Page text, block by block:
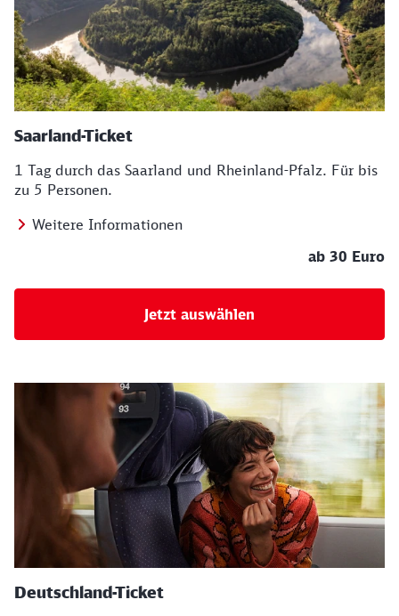
Saarland-Ticket
1 Tag durch das Saarland und Rheinland-Pfalz. Für bis
zu 5 Personen.
Weitere Informationen
ab 30 Euro
Jetzt auswählen
Deutschland-Ticket